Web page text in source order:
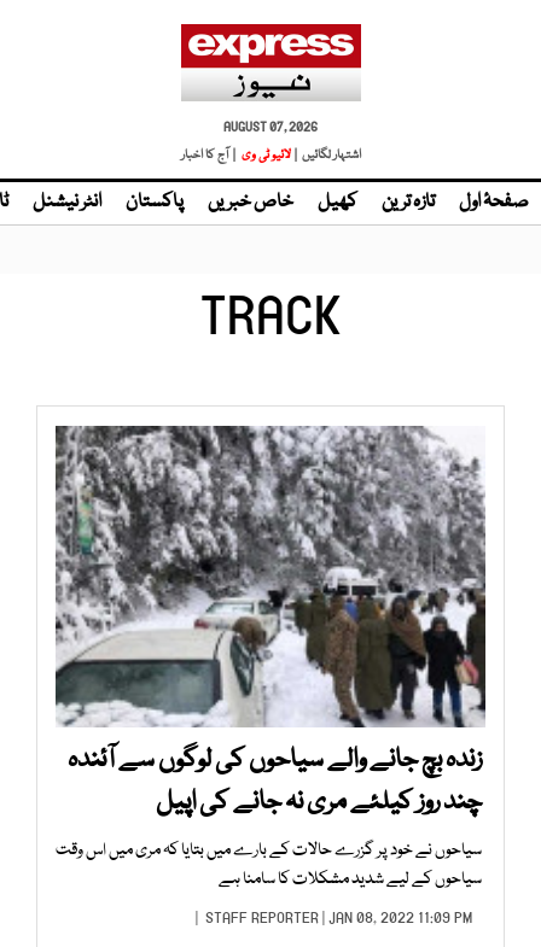
AUGUST 07, 2026
اشتہار لگائیں |
| آج کا اخبار
صفحۂ اول تازہ ترین کھیل خاص خبریں پاکستان انٹر نیشنل
TRACK
زندہ بچ جانے والے سیاحوں کی لوگوں سے آئندہ
چند روز کیلئے مری نہ جانے کی اپیل
سیاحوں نے خود پر گزرے حالات کے بارے میں بتایا کہ مری میں اس وقت
سیاحوں کے لیے شدید مشکلات کا سامنا ہے
STAFF REPORTER| JAN 08, 2022 11:09 PM |